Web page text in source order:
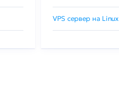
VPS сервер на Linux